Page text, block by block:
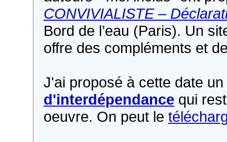
CONVIVIALISTE –
Bord de l’eau (Paris). Un
offre des compléments et
J'ai proposé à cette date un
d'interdépendance qui
oeuvre. On peut le